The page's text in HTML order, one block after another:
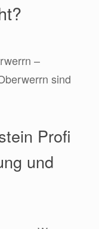
–
sind
Profi
und